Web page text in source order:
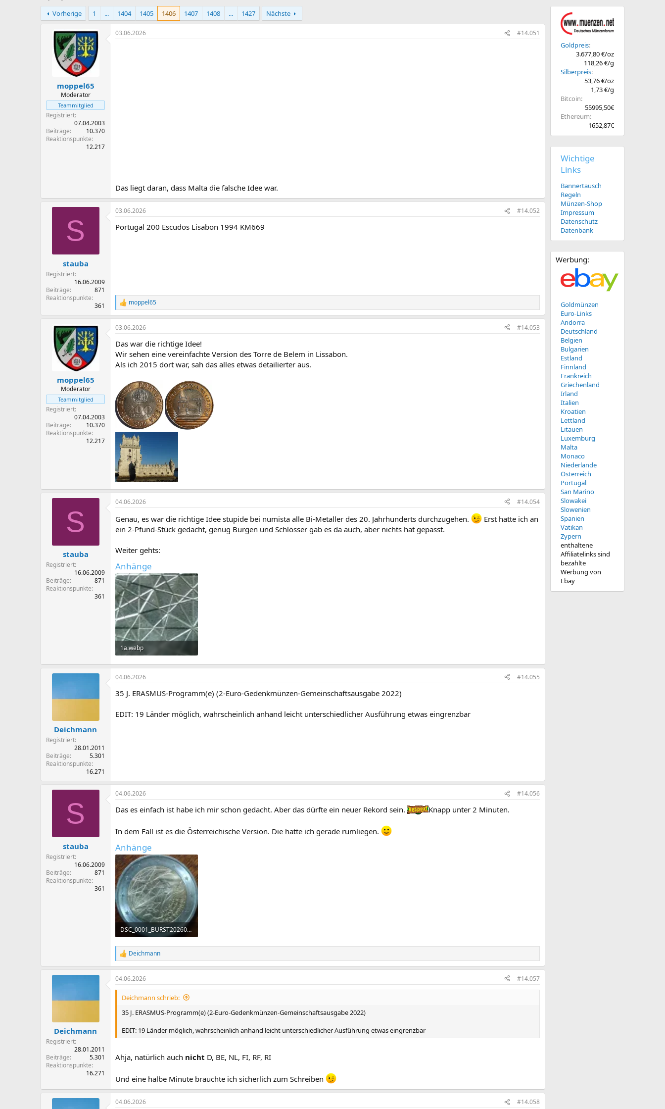
r
s
t
r
t
e
l
l
t
a
Vorherige
1 ... 1404 1405 1406 1407 1408 ... 1427 Nächste
moppel65
Moderator
Teammitglied
Registriert
07.04.2003
Beiträge
10.370
Reaktionspunkte
12.217
03.06.2026 #14.051
Das liegt daran, dass Malta die falsche Idee war.
S
stauba
Registriert
16.06.2009
Beiträge
871
Reaktionspunkte
361
03.06.2026 #14.052
Portugal 200 Escudos Lisabon 1994 KM669
R
e
a
k
i
o
n
e
moppel65
moppel65
Moderator
Teammitglied
Registriert
07.04.2003
Beiträge
10.370
Reaktionspunkte
12.217
03.06.2026 #14.053
Das war die richtige Idee!
Wir sehen eine vereinfachte Version des Torre de Belem in Lissabon.
Als ich 2015 dort war, sah das alles etwas detailierter aus.
S
stauba
Registriert
16.06.2009
Beiträge
871
Reaktionspunkte
361
04.06.2026 #14.054
Genau, es war die richtige Idee stupide bei numista alle Bi-Metaller des 20. Jahrhunderts durchzugehen.
Erst hatte ich an
ein 2-Pfund-Stück gedacht, genug Burgen und Schlösser gab es da auch, aber nichts hat gepasst.
Weiter gehts:
Anhänge
1a.webp
32 KB · Aufrufe: 41
Deichmann
Registriert
28.01.2011
Beiträge
5.301
Reaktionspunkte
16.271
04.06.2026 #14.055
35 J. ERASMUS-Programm(e) (2-Euro-Gedenkmünzen-Gemeinschaftsausgabe 2022)
EDIT: 19 Länder möglich, wahrscheinlich anhand leicht unterschiedlicher Ausführung etwas eingrenzbar
S
stauba
Registriert
16.06.2009
Beiträge
871
Reaktionspunkte
361
04.06.2026 #14.056
Das es einfach ist habe ich mir schon gedacht. Aber das dürfte ein neuer Rekord sein. Knapp unter 2 Minuten.
In dem Fall ist es die Österreichische Version. Die hatte ich gerade rumliegen.
Anhänge
DSC_0001_BURST20260604091215726.webp
233,8 KB · Aufrufe: 27
R
e
a
k
t
Deichmann
Deichmann
Registriert
28.01.2011
Beiträge
5.301
Reaktionspunkte
16.271
04.06.2026 #14.057
Deichmann schrieb:
35 J. ERASMUS-Programm(e) (2-Euro-Gedenkmünzen-Gemeinschaftsausgabe 2022)
EDIT: 19 Länder möglich, wahrscheinlich anhand leicht unterschiedlicher Ausführung etwas eingrenzbar
Ahja, natürlich auch nicht D, BE, NL, FI, RF, RI
Und eine halbe Minute brauchte ich sicherlich zum Schreiben
04.06.2026 #14.058
Goldpreis
3.677,80 €/oz
118,26 €/g
Silberpreis
53,76 €/oz
1,73 €/g
Bitcoin
55995,50€
Ethereum
1652,87€
Wichtige
Links
Bannertausch
Regeln
Münzen-Shop
Impressum
Datenschutz
Datenbank
Werbung:
Goldmünzen
Euro-Links
Andorra
Deutschland
Belgien
Bulgarien
Estland
Finnland
Frankreich
Griechenland
Irland
Italien
Kroatien
Lettland
Litauen
Luxemburg
Malta
Monaco
Niederlande
Österreich
Portugal
San Marino
Slowakei
Slowenien
Spanien
Vatikan
Zypern
enthaltene
Affiliatelinks sind
bezahlte
Werbung von
Ebay